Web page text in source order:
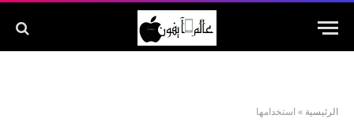
الرئيسية » استخدامها